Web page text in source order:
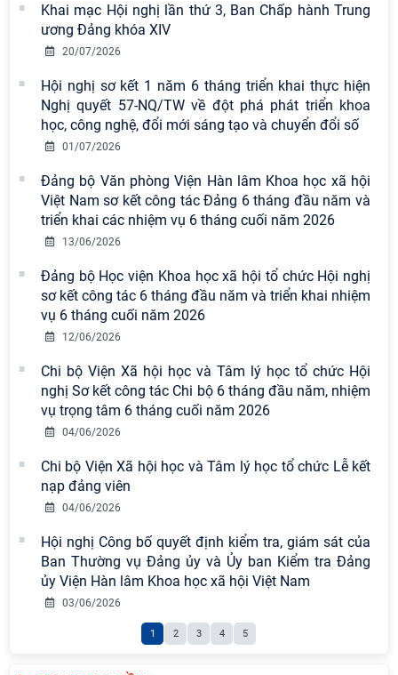
Khai mạc Hội nghị lần thứ 3, Ban Chấp hành Trung
ương Đảng khóa XIV
20/07/2026
Hội nghị sơ kết 1 năm 6 tháng triển khai thực hiện
Nghị quyết 57-NQ/TW về đột phá phát triển khoa
học, công nghệ, đổi mới sáng tạo và chuyển đổi số
01/07/2026
Đảng bộ Văn phòng Viện Hàn lâm Khoa học xã hội
Việt Nam sơ kết công tác Đảng 6 tháng đầu năm và
triển khai các nhiệm vụ 6 tháng cuối năm 2026
13/06/2026
Đảng bộ Học viện Khoa học xã hội tổ chức Hội nghị
sơ kết công tác 6 tháng đầu năm và triển khai nhiệm
vụ 6 tháng cuối năm 2026
12/06/2026
Chi bộ Viện Xã hội học và Tâm lý học tổ chức Hội
nghị Sơ kết công tác Chi bộ 6 tháng đầu năm, nhiệm
vụ trọng tâm 6 tháng cuối năm 2026
04/06/2026
Chi bộ Viện Xã hội học và Tâm lý học tổ chức Lễ kết
nạp đảng viên
04/06/2026
Hội nghị Công bố quyết định kiểm tra, giám sát của
Ban Thường vụ Đảng ủy và Ủy ban Kiểm tra Đảng
ủy Viện Hàn lâm Khoa học xã hội Việt Nam
03/06/2026
1 2 3 4 5
Viện Hàn lâm Khoa học xã hội Việt
Nam có 02 tác phẩm đạt giải khuyến
khích tại Cuộc thi chính luận bảo vệ
nền tảng tư tưởng của Đảng năm
2026
chuyên đề: Đẩy mạnh học tập, thực
hành tư tưởng, đạo đức, phương
pháp, phong cách Hồ Chí Minh trong
giai đoạn phát triển mới
Hội thảo khoa học quốc tế “Không
gian phát triển Việt Nam trong kỷ
nguyên mới: Định hướng chiến lược
và lựa chọn chính sách” sẽ diễn ra
Tọa đàm Giao lưu chuyên đề về
những kinh nghiệm quan trọng của
Cộng sản Việt Nam trong lãnh đạo
sự nghiệp xây dựng chủ nghĩa xã hội
Hội nghị Lãnh đạo Viện Hàn lâm
Khoa học xã hội Việt Nam làm việc
với Ban Chủ nhiệm các Chương trình